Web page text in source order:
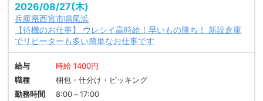
2026/08/27(木)
兵庫県西宮市鳴尾浜
【待機のお仕事】 ウレシイ高時給！早いもの勝ち！ 新設倉庫
でリピーターも多い簡単なお仕事です
給与
時給 1400円
職種
梱包・仕分け・ピッキング
勤務時間
8:00～17:00